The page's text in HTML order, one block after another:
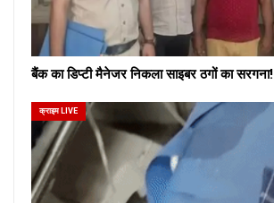
बैंक का डिप्टी मैनेजर निकला साइबर ठगों का सरगना!
क्राइम LIVE